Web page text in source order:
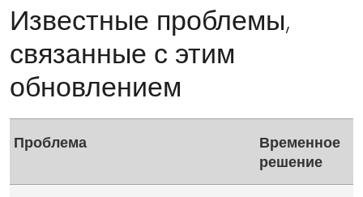
Известные проблемы,
связанные с этим
обновлением
Проблема
Временное
решение